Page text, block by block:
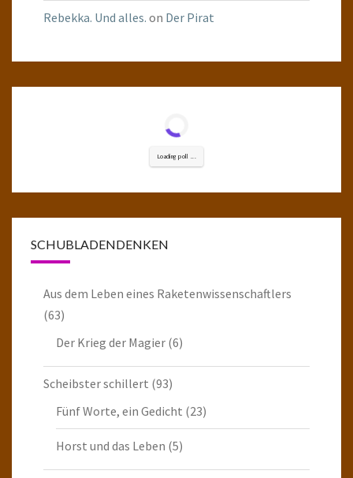
Rebekka. Und alles. on Der Pirat
Loading poll ...
SCHUBLADENDENKEN
Aus dem Leben eines Raketenwissenschaftlers
(63)
Der Krieg der Magier (6)
Scheibster schillert (93)
Fünf Worte, ein Gedicht (23)
Horst und das Leben (5)